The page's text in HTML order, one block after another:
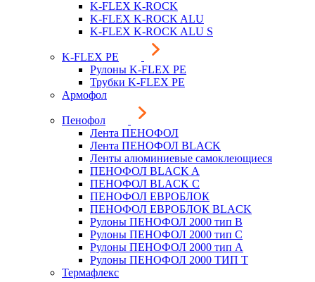
K-FLEX K-ROCK
K-FLEX K-ROCK ALU
K-FLEX K-ROCK ALU S
K-FLEX PE
Рулоны K-FLEX PE
Трубки K-FLEX PE
Армофол
Пенофол
Лента ПЕНОФОЛ
Лента ПЕНОФОЛ BLACK
Ленты алюминиевые самоклеющиеся
ПЕНОФОЛ BLACK A
ПЕНОФОЛ BLACK С
ПЕНОФОЛ ЕВРОБЛОК
ПЕНОФОЛ ЕВРОБЛОК BLACK
Рулоны ПЕНОФОЛ 2000 тип B
Рулоны ПЕНОФОЛ 2000 тип C
Рулоны ПЕНОФОЛ 2000 тип А
Рулоны ПЕНОФОЛ 2000 ТИП Т
Термафлекс